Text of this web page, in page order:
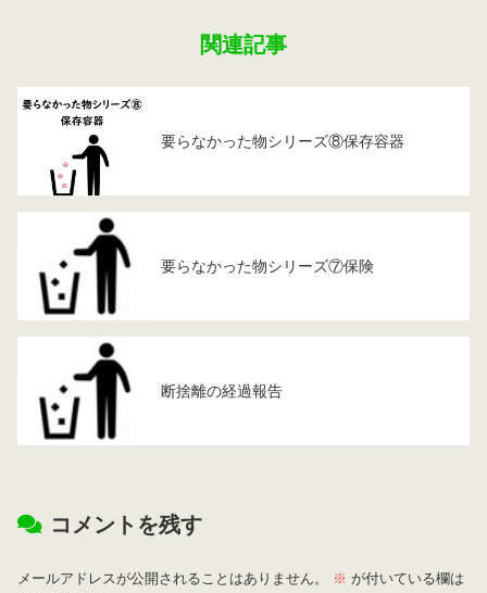
関連記事
要らなかった物シリーズ⑧保存容器
要らなかった物シリーズ⑦保険
断捨離の経過報告
コメントを残す
メールアドレスが公開されることはありません。 ※ が付いている欄は